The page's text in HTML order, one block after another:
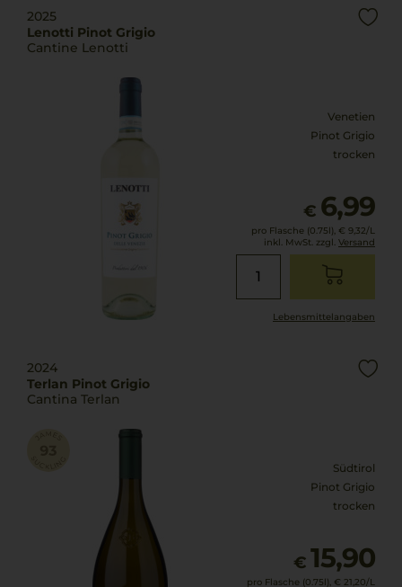
2025
Lenotti Pinot Grigio
Cantine Lenotti
Venetien
Pinot Grigio
trocken
€ 6,99
pro Flasche (0.75l), € 9,32/L
inkl. MwSt. zzgl. Versand
Lebensmittel­angaben
2024
Terlan Pinot Grigio
Cantina Terlan
Südtirol
Pinot Grigio
trocken
€ 15,90
pro Flasche (0.75l), € 21,20/L